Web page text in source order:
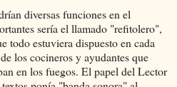
diversas funciones en el
sería el llamado "refitolero",
todo estuviera dispuesto en cada
los cocineros y ayudantes que
en los fuegos. El papel del Lector